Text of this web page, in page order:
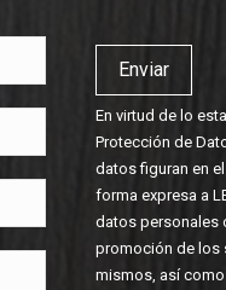
En virtud de lo
Protección de
datos figuran en
forma expresa a
datos personales
promoción de los
mismos, así